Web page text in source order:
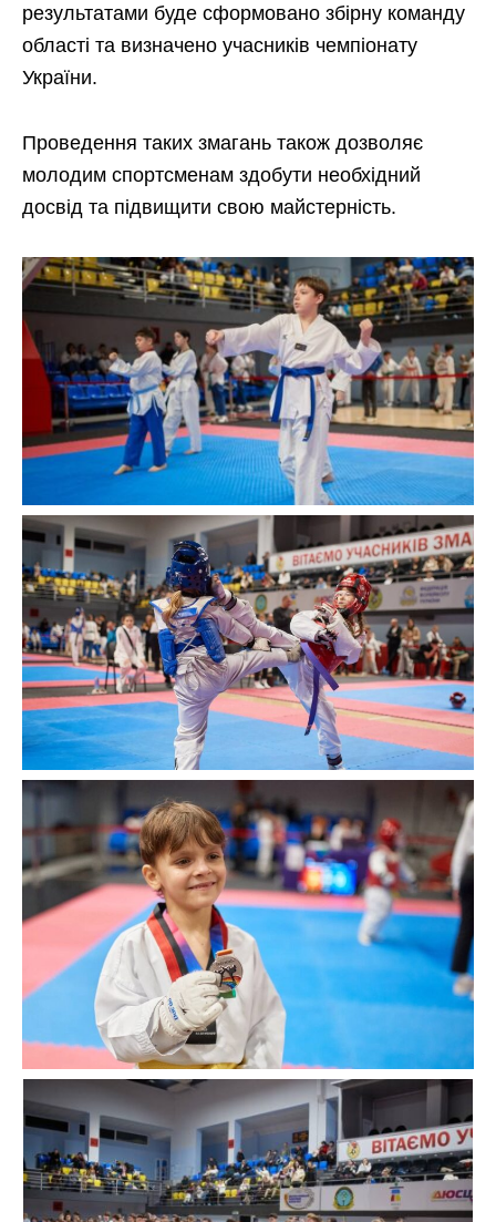
результатами буде сформовано збірну команду
області та визначено учасників чемпіонату
України.
Проведення таких змагань також дозволяє
молодим спортсменам здобути необхідний
досвід та підвищити свою майстерність.